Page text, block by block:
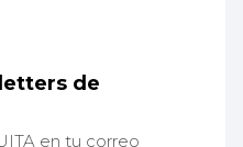
de
en tu correo